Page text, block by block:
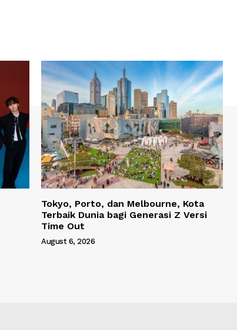
Tokyo, Porto, dan Melbourne, Kota
Terbaik Dunia bagi Generasi Z Versi
Time Out
August 6, 2026